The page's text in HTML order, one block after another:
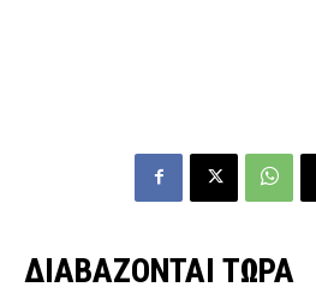
ΔΙΑΒΑΖΟΝΤΑΙ ΤΩΡΑ